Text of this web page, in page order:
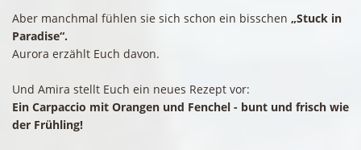
Aber manchmal fühlen sie sich schon ein bisschen „Stuck in
Paradise“.
Aurora erzählt Euch davon.
Und Amira stellt Euch ein neues Rezept vor:
Ein Carpaccio mit Orangen und Fenchel - bunt und frisch wie
der Frühling!